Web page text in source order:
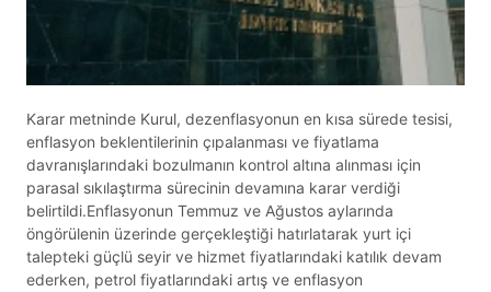
Karar metninde Kurul, dezenflasyonun en kısa sürede tesisi,
enflasyon beklentilerinin çıpalanması ve fiyatlama
davranışlarındaki bozulmanın kontrol altına alınması için
parasal sıkılaştırma sürecinin devamına karar verdiği
belirtildi.Enflasyonun Temmuz ve Ağustos aylarında
öngörülenin üzerinde gerçekleştiği hatırlatarak yurt içi
talepteki güçlü seyir ve hizmet fiyatlarındaki katılık devam
ederken, petrol fiyatlarındaki artış ve enflasyon